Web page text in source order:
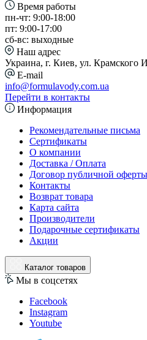
Время работы
пн-чт: 9:00-18:00
пт: 9:00-17:00
сб-вс: выходные
Наш адрес
Украина, г. Киев, ул. Крамского
E-mail
info@formulavody.com.ua
Перейти в контакты
Информация
Рекомендательные письма
Сертификаты
О компании
Доставка / Оплата
Договор публичной оферты
Контакты
Возврат товара
Карта сайта
Производители
Подарочные сертификаты
Акции
Каталог товаров
Мы в соцсетях
Facebook
Instagram
Youtube